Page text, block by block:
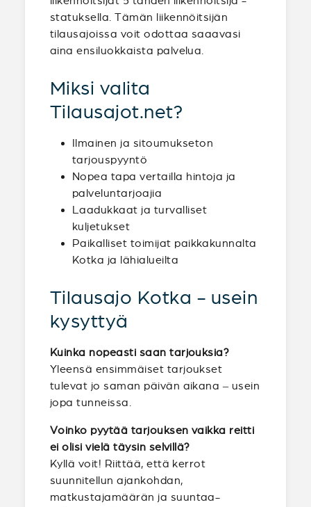
statuksella. Tämän liikennöitsijän
tilausajoissa voit odottaa saaavasi
aina ensiluokkaista palvelua.
Miksi valita
Tilausajot.net?
Ilmainen ja sitoumukseton
tarjouspyyntö
Nopea tapa vertailla hintoja ja
palveluntarjoajia
Laadukkaat ja turvalliset
kuljetukset
Paikalliset toimijat paikkakunnalta
Kotka ja lähialueilta
Tilausajo Kotka - usein
kysyttyä
Kuinka nopeasti saan tarjouksia?
Yleensä ensimmäiset tarjoukset
tulevat jo saman päivän aikana – usein
jopa tunneissa.
Voinko pyytää tarjouksen vaikka reitti
ei olisi vielä täysin selvillä?
Kyllä voit! Riittää, että kerrot
suunnitellun ajankohdan,
matkustajamäärän ja suuntaa-